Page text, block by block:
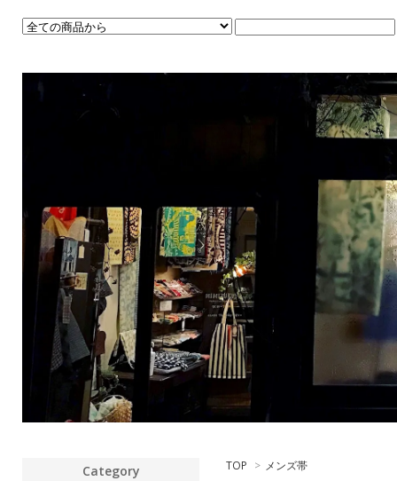
TOP > メンズ帯
Category